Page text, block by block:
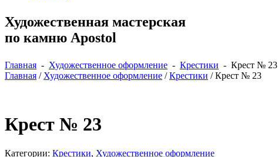
Художественная мастерская
по камню Apostol
Главная - Художественное оформление - Крестики - Крест № 23
Главная / Художественное оформление /Крестики / Крест № 23
Крест № 23
Категории: Крестики, Художественное оформление